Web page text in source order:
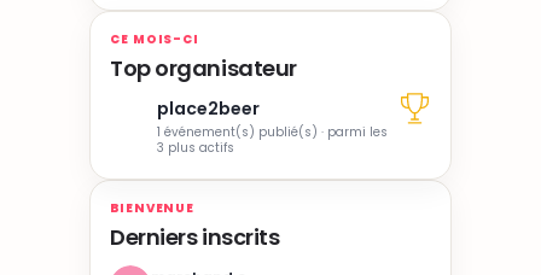
CE MOIS-CI
Top organisateur
place2beer
1 événement(s) publié(s) · parmi les
3 plus actifs
BIENVENUE
Derniers inscrits